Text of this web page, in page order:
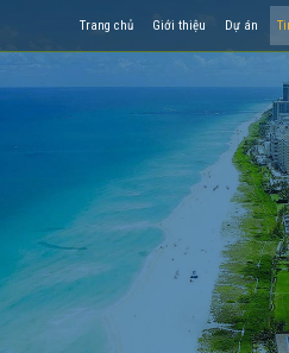
Trang chủ Giới thiệu Dự án